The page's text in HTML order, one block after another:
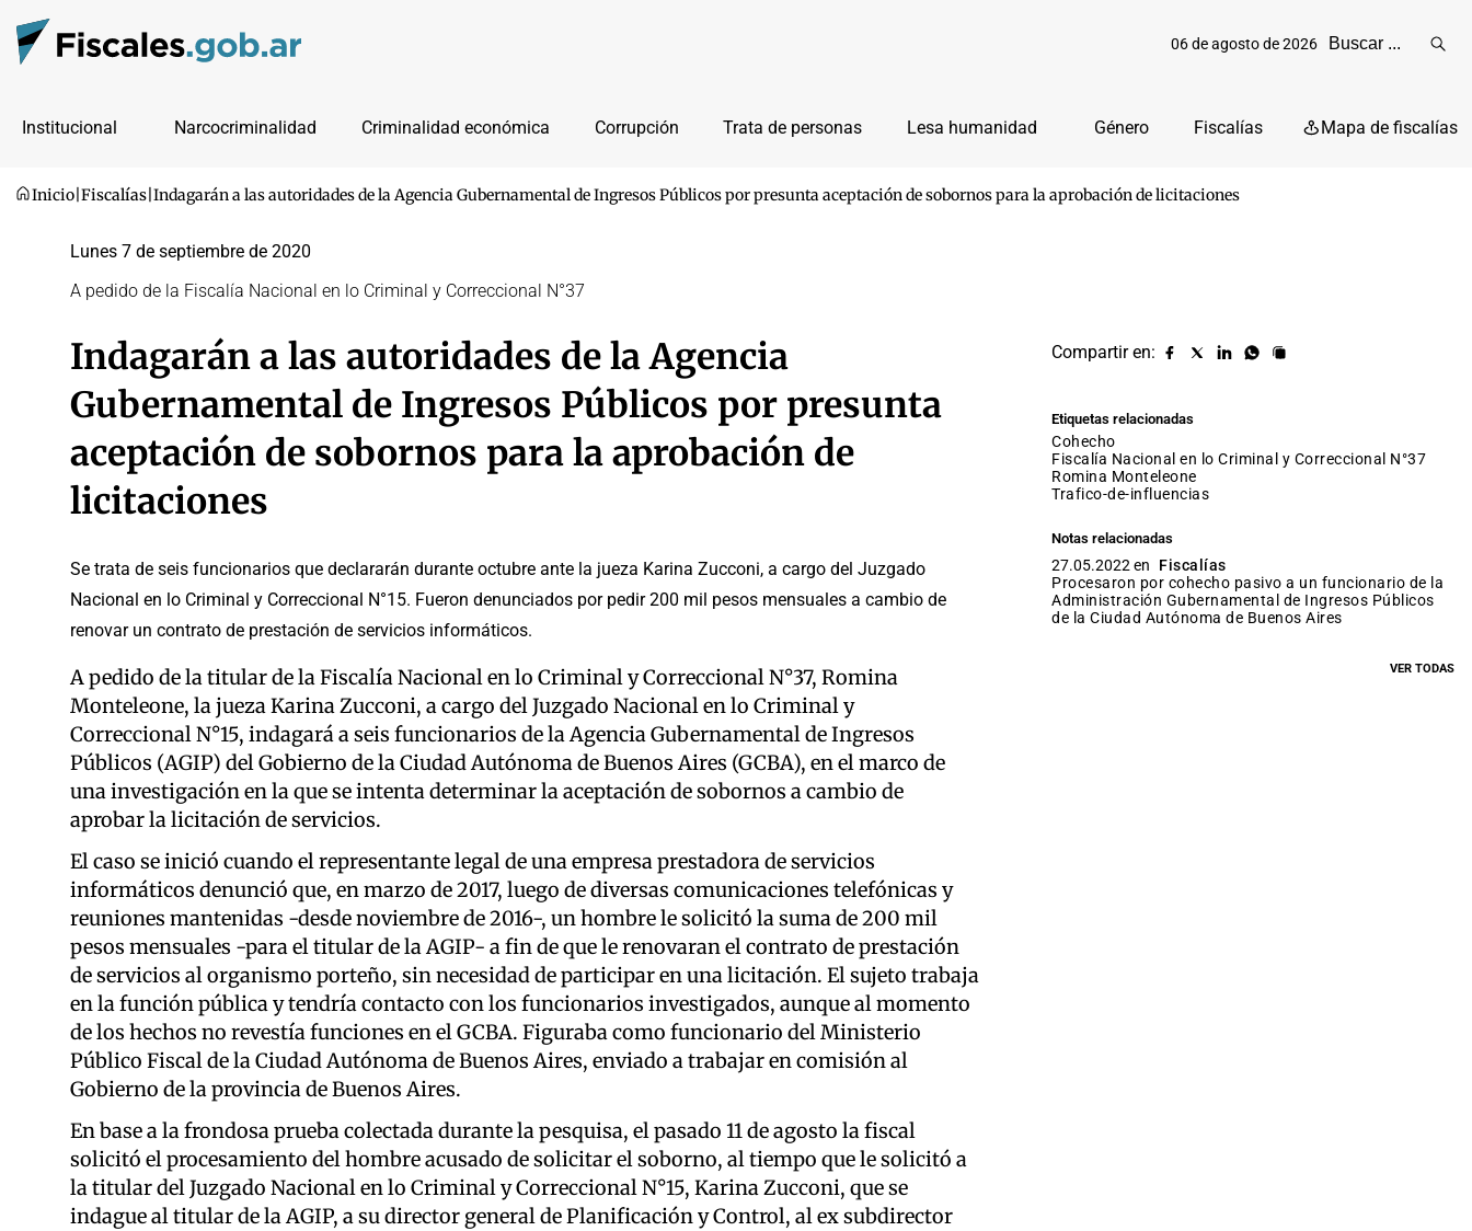
06 de agosto de 2026
Institucional Narcocriminalidad Criminalidad económica Corrupción Trata de personas Lesa humanidad Género Fiscalías Mapa de fiscalías
Inicio Fiscalías Indagarán a las autoridades de la Agencia Gubernamental de Ingresos Públicos por presunta aceptación de sobornos para la aprobación de licitaciones
Lunes 7 de septiembre de 2020
A pedido de la Fiscalía Nacional en lo Criminal y Correccional N°37
Indagarán a las autoridades de la Agencia
Gubernamental de Ingresos Públicos por presunta
aceptación de sobornos para la aprobación de
licitaciones
Se trata de seis funcionarios que declararán durante octubre ante la jueza Karina Zucconi, a cargo del Juzgado
Nacional en lo Criminal y Correccional N°15. Fueron denunciados por pedir 200 mil pesos mensuales a cambio de
renovar un contrato de prestación de servicios informáticos.
A pedido de la titular de la Fiscalía Nacional en lo Criminal y Correccional N°37, Romina
Monteleone, la jueza Karina Zucconi, a cargo del Juzgado Nacional en lo Criminal y
Correccional N°15, indagará a seis funcionarios de la Agencia Gubernamental de Ingresos
Públicos (AGIP) del Gobierno de la Ciudad Autónoma de Buenos Aires (GCBA), en el marco de
una investigación en la que se intenta determinar la aceptación de sobornos a cambio de
aprobar la licitación de servicios.
El caso se inició cuando el representante legal de una empresa prestadora de servicios
informáticos denunció que, en marzo de 2017, luego de diversas comunicaciones telefónicas y
reuniones mantenidas -desde noviembre de 2016-, un hombre le solicitó la suma de 200 mil
pesos mensuales -para el titular de la AGIP- a fin de que le renovaran el contrato de prestación
de servicios al organismo porteño, sin necesidad de participar en una licitación. El sujeto trabaja
en la función pública y tendría contacto con los funcionarios investigados, aunque al momento
de los hechos no revestía funciones en el GCBA. Figuraba como funcionario del Ministerio
Público Fiscal de la Ciudad Autónoma de Buenos Aires, enviado a trabajar en comisión al
Gobierno de la provincia de Buenos Aires.
En base a la frondosa prueba colectada durante la pesquisa, el pasado 11 de agosto la fiscal
solicitó el procesamiento del hombre acusado de solicitar el soborno, al tiempo que le solicitó a
la titular del Juzgado Nacional en lo Criminal y Correccional N°15, Karina Zucconi, que se
indague al titular de la AGIP, a su director general de Planificación y Control, al ex subdirector
Compartir en:
Compartir
Compartir
Compartir
Compartir
Copiar
Etiquetas relacionadas
cohecho
Fiscalía Nacional en lo Criminal y Correccional N°37
Romina Monteleone
trafico-de-influencias
Notas relacionadas
27.05.2022 en
Fiscalías
Procesaron por cohecho pasivo a un funcionario de la
Administración Gubernamental de Ingresos Públicos
de la Ciudad Autónoma de Buenos Aires
VER TODAS